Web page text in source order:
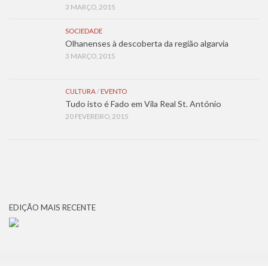
3 MARÇO, 2015
SOCIEDADE
Olhanenses à descoberta da região algarvia
3 MARÇO, 2015
CULTURA/ EVENTO
Tudo isto é Fado em Vila Real St. António
20 FEVEREIRO, 2015
EDIÇÃO MAIS RECENTE